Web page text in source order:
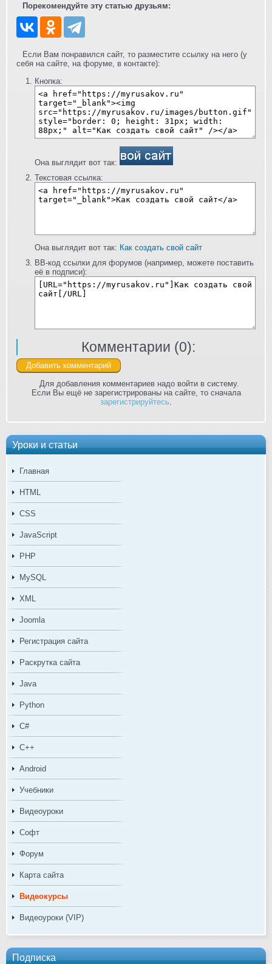
Уроки и статьи
Главная
HTML
CSS
JavaScript
PHP
MySQL
XML
Joomla
Регистрация сайта
Раскрутка сайта
Java
Python
C#
C++
Android
Учебники
Видеоуроки
Софт
Форум
Карта сайта
Видеокурсы
Видеоуроки (VIP)
Подписка
Порекомендуйте эту статью друзьям:
Если Вам понравился сайт, то разместите ссылку на него (у
себя на сайте, на форуме, в контакте):
Кнопка:
Она выглядит вот так:
Текстовая ссылка:
Она выглядит вот так: Как создать свой сайт
BB-код ссылки для форумов (например, можете поставить
её в подписи):
Комментарии (0):
Для добавления комментариев надо войти в систему.
Если Вы ещё не зарегистрированы на сайте, то сначала
зарегистрируйтесь.